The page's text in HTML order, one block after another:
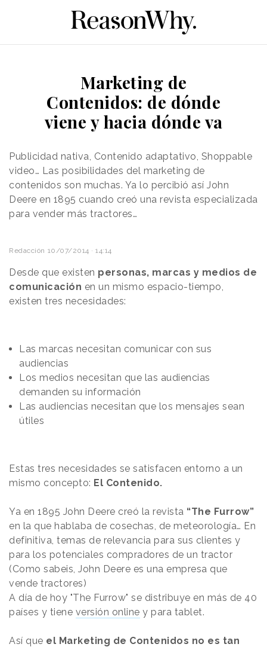
Marketing de
Contenidos: de dónde
viene y hacia dónde va
Publicidad nativa, Contenido adaptativo, Shoppable
video… Las posibilidades del marketing de
contenidos son muchas. Ya lo percibió así John
Deere en 1895 cuando creó una revista especializada
para vender más tractores…
Redacción 10/07/2014 · 14:14
Desde que existen personas, marcas y medios de
comunicación en un mismo espacio-tiempo,
existen tres necesidades:
Las marcas necesitan comunicar con sus
audiencias
Los medios necesitan que las audiencias
demanden su información
Las audiencias necesitan que los mensajes sean
útiles
Estas tres necesidades se satisfacen entorno a un
mismo concepto: El Contenido.
Ya en 1895 John Deere creó la revista “The Furrow”
en la que hablaba de cosechas, de meteorología… En
definitiva, temas de relevancia para sus clientes y
para los potenciales compradores de un tractor
(Como sabeis, John Deere es una empresa que
vende tractores)
A día de hoy "The Furrow" se distribuye en más de 40
países y tiene versión online y para tablet.
Así que el Marketing de Contenidos no es tan